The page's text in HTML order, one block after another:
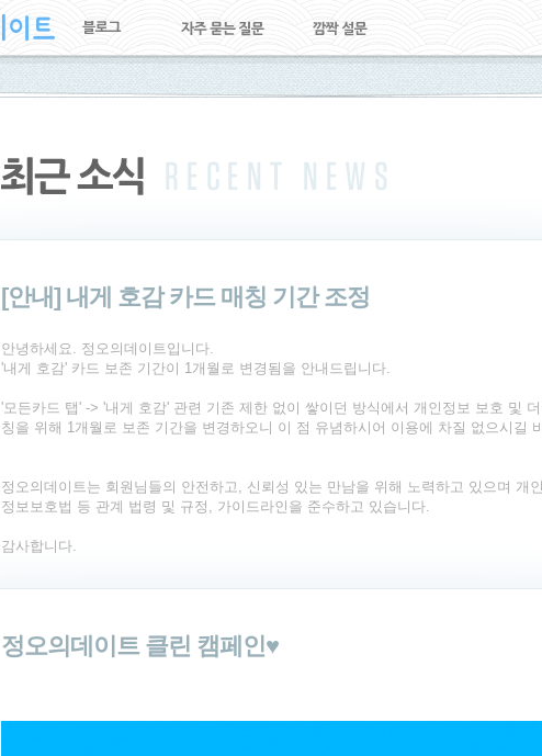
[안내] 내게 호감 카드 매칭 기간 조정
안녕하세요. 정오의데이트입니다.
'내게 호감' 카드 보존 기간이 1개월로 변경됨을 안내드립니다.
'모든카드 탭' -> '내게 호감' 관련 기존 제한 없이 쌓이던 방식에서 개인정보 보호 및
칭을 위해 1개월로 보존 기간을 변경하오니 이 점 유념하시어 이용에 차질 없으시길
정오의데이트는 회원님들의 안전하고, 신뢰성 있는 만남을 위해 노력하고 있으며 개
정보보호법 등 관계 법령 및 규정, 가이드라인을 준수하고 있습니다.
감사합니다.
정오의데이트 클린 캠페인♥